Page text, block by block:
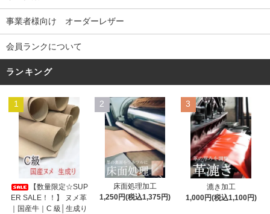
事業者様向け オーダーレザー
会員ランクについて
ランキング
1
【数量限定☆SUP
ER SALE！！】 ヌメ革
｜国産牛｜C 級│生成り
2
床面処理加工
1,250円(税込1,375円)
3
漉き加工
1,000円(税込1,100円)